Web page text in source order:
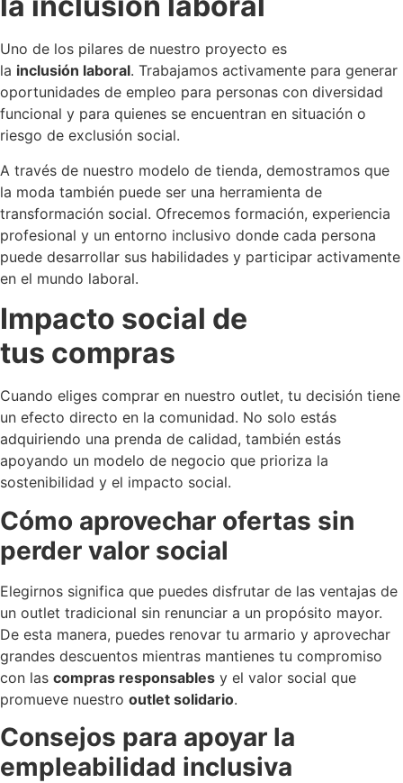
Uno de los pilares de nuestro proyecto es
la inclusión laboral. Trabajamos activamente para generar
oportunidades de empleo para personas con diversidad
funcional y para quienes se encuentran en situación o
riesgo de exclusión social.
A través de nuestro modelo de tienda, demostramos que
la moda también puede ser una herramienta de
transformación social. Ofrecemos formación, experiencia
profesional y un entorno inclusivo donde cada persona
puede desarrollar sus habilidades y participar activamente
en el mundo laboral.
Impacto social de
tus compras
Cuando eliges comprar en nuestro outlet, tu decisión tiene
un efecto directo en la comunidad. No solo estás
adquiriendo una prenda de calidad, también estás
apoyando un modelo de negocio que prioriza la
sostenibilidad y el impacto social.
Cómo aprovechar ofertas sin
perder valor social
Elegirnos significa que puedes disfrutar de las ventajas de
un outlet tradicional sin renunciar a un propósito mayor.
De esta manera, puedes renovar tu armario y aprovechar
grandes descuentos mientras mantienes tu compromiso
con las compras responsables y el valor social que
promueve nuestro outlet solidario.
Consejos para apoyar la
empleabilidad inclusiva